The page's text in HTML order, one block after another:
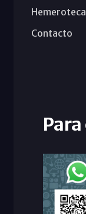
Hemeroteca
Contacto